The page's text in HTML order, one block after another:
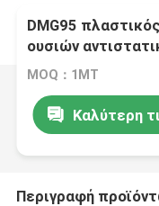
DMG95
ουσιών
γλυκερίνη
MOQ：1MT
Καλύτερη
Περιγραφή